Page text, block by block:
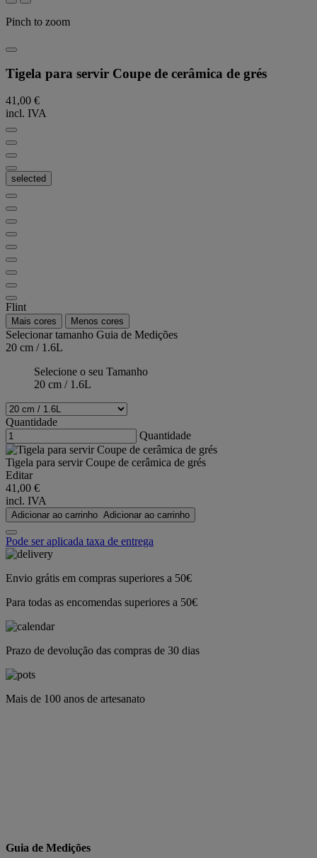
Pinch to zoom
Tigela para servir Coupe de cerâmica de grés
41,00 €
incl. IVA
selected
Flint
Mais cores Menos cores
Selecionar tamanho Guia de Medições
20 cm / 1.6L
Selecione o seu Tamanho
20 cm / 1.6L
Quantidade
Quantidade
Tigela para servir Coupe de cerâmica de grés
Editar
41,00 €
incl. IVA
Adicionar ao carrinho Adicionar ao carrinho
Pode ser aplicada taxa de entrega
Envio grátis em compras superiores a 50€
Para todas as encomendas superiores a 50€
Prazo de devolução das compras de 30 dias
Mais de 100 anos de artesanato
Guia de Medições